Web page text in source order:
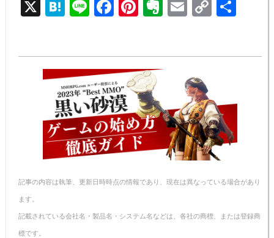
X H
at
n
a
Li
n
F
a
e
b
o
o
k
Pi
nt
e
st
E
v
n
e
E
m
C
o
y
n
k
記事の内容は執筆、更新日時時点の情報であり、現在は異なっている場合があり
ます。
記載されている会社名・製品名・システム名などは、各社の商標、または登録商
標です。